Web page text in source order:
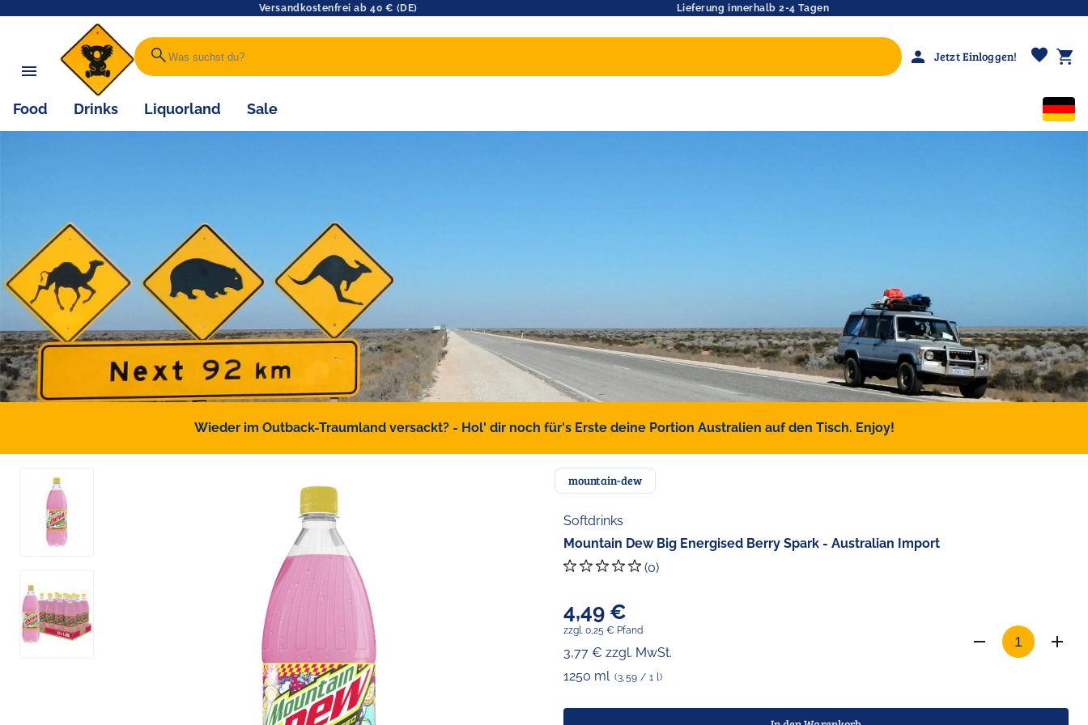
Versandkostenfrei ab 40 € (DE) Lieferung innerhalb 2-4 Tagen
search person Jetzt Einloggen! favorite shopping_cart
Food Drinks Liquorland Sale
Wieder im Outback-Traumland versackt? - Hol' dir noch für's Erste deine Portion Australien auf den Tisch. Enjoy!
mountain-dew
Softdrinks
Mountain Dew Big Energised Berry Spark - Australian Import
(0)
4,49 €
zzgl. 0,25 € Pfand
3,77 € zzgl. MwSt.
1250 ml (3,59 / 1 l)